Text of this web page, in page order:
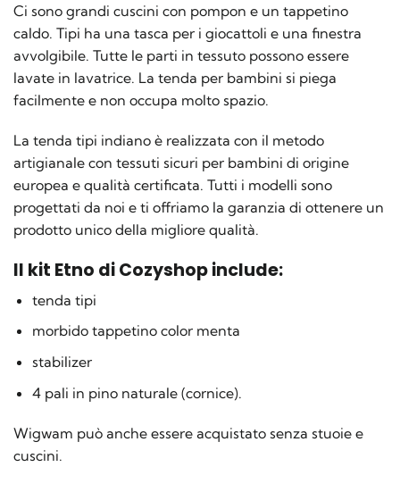
Ci sono grandi cuscini con pompon e un tappetino
caldo. Tipi ha una tasca per i giocattoli e una finestra
avvolgibile. Tutte le parti in tessuto possono essere
lavate in lavatrice. La tenda per bambini si piega
facilmente e non occupa molto spazio.
La tenda tipi indiano è realizzata con il metodo
artigianale con tessuti sicuri per bambini di origine
europea e qualità certificata. Tutti i modelli sono
progettati da noi e ti offriamo la garanzia di ottenere un
prodotto unico della migliore qualità.
Il kit Etno di Cozyshop include:
tenda tipi
morbido tappetino color menta
stabilizer
4 pali in pino naturale (cornice).
Wigwam può anche essere acquistato senza stuoie e
cuscini.